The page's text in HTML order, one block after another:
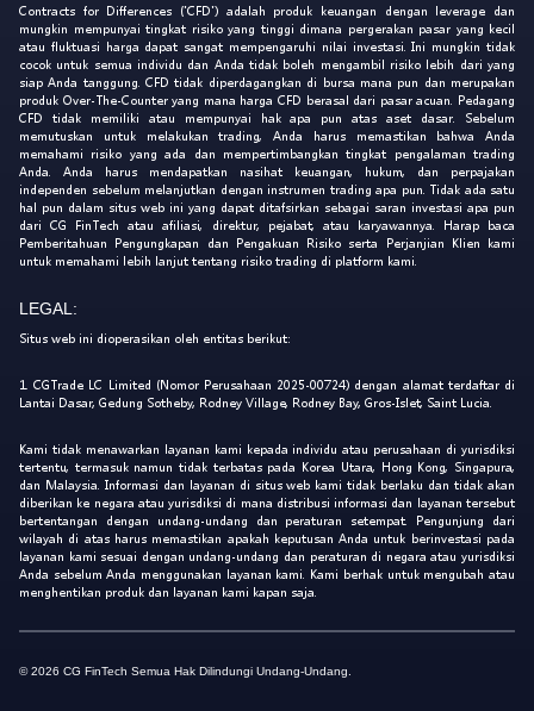
Contracts for Differences ('CFD') adalah produk keuangan dengan leverage dan
mungkin mempunyai tingkat risiko yang tinggi dimana pergerakan pasar yang kecil
atau fluktuasi harga dapat sangat mempengaruhi nilai investasi. Ini mungkin tidak
cocok untuk semua individu dan Anda tidak boleh mengambil risiko lebih dari yang
siap Anda tanggung. CFD tidak diperdagangkan di bursa mana pun dan merupakan
produk Over-The-Counter yang mana harga CFD berasal dari pasar acuan. Pedagang
CFD tidak memiliki atau mempunyai hak apa pun atas aset dasar. Sebelum
memutuskan untuk melakukan trading, Anda harus memastikan bahwa Anda
memahami risiko yang ada dan mempertimbangkan tingkat pengalaman trading
Anda. Anda harus mendapatkan nasihat keuangan, hukum, dan perpajakan
independen sebelum melanjutkan dengan instrumen trading apa pun. Tidak ada satu
hal pun dalam situs web ini yang dapat ditafsirkan sebagai saran investasi apa pun
dari CG FinTech atau afiliasi, direktur, pejabat, atau karyawannya. Harap baca
Pemberitahuan Pengungkapan dan Pengakuan Risiko serta Perjanjian Klien kami
untuk memahami lebih lanjut tentang risiko trading di platform kami.
LEGAL:
Situs web ini dioperasikan oleh entitas berikut:
1. CGTrade LC Limited (Nomor Perusahaan 2025-00724) dengan alamat terdaftar di
Lantai Dasar, Gedung Sotheby, Rodney Village, Rodney Bay, Gros-Islet, Saint Lucia.
Kami tidak menawarkan layanan kami kepada individu atau perusahaan di yurisdiksi
tertentu, termasuk namun tidak terbatas pada Korea Utara, Hong Kong, Singapura,
dan Malaysia. Informasi dan layanan di situs web kami tidak berlaku dan tidak akan
diberikan ke negara atau yurisdiksi di mana distribusi informasi dan layanan tersebut
bertentangan dengan undang-undang dan peraturan setempat. Pengunjung dari
wilayah di atas harus memastikan apakah keputusan Anda untuk berinvestasi pada
layanan kami sesuai dengan undang-undang dan peraturan di negara atau yurisdiksi
Anda sebelum Anda menggunakan layanan kami. Kami berhak untuk mengubah atau
menghentikan produk dan layanan kami kapan saja.
© 2026 CG FinTech Semua Hak Dilindungi Undang-Undang.